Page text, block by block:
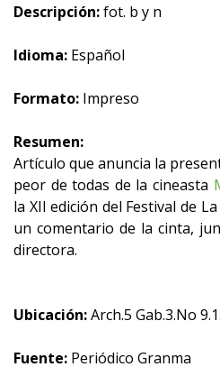
Descripción:fot. b y n
Idioma: Español
Formato: Impreso
Resumen:
Artículo que anuncia la
peor de todas de la cineasta
la XII edición del Festival de
un comentario de la cinta,
directora.
Ubicación:Arch.5 Gab.3.No
Fuente: Periódico Granma